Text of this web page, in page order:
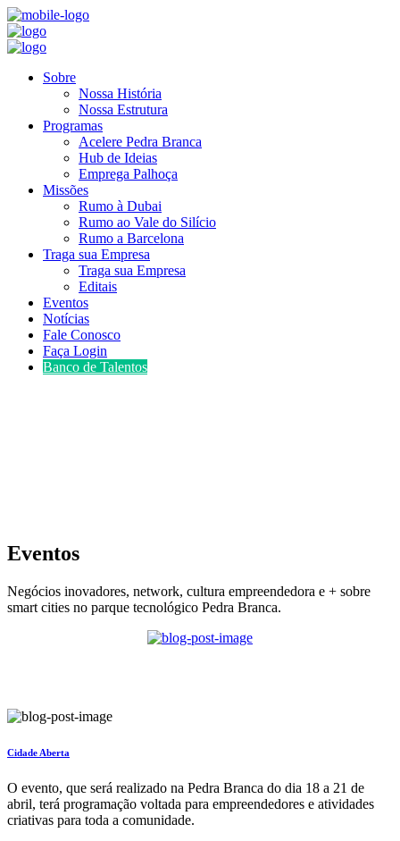
Sobre
Nossa História
Nossa Estrutura
Programas
Acelere Pedra Branca
Hub de Ideias
Emprega Palhoça
Missões
Rumo à Dubai
Rumo ao Vale do Silício
Rumo a Barcelona
Traga sua Empresa
Traga sua Empresa
Editais
Eventos
Notícias
Fale Conosco
Faça Login
Banco de Talentos
Eventos
Negócios inovadores, network, cultura empreendedora e + sobre
smart cities no parque tecnológico Pedra Branca.
Cidade Aberta
O evento, que será realizado na Pedra Branca do dia 18 a 21 de
abril, terá programação voltada para empreendedores e atividades
criativas para toda a comunidade.